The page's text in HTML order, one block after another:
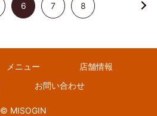
6 7 8
メニュー
店舗情報
お問い合わせ
© MISOGIN